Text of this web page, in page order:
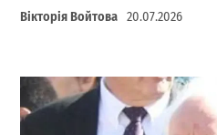
Вікторія Войтова 20.07.2026